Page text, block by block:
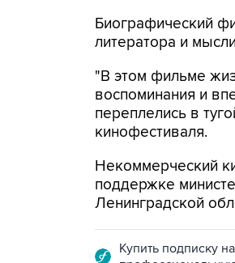
Биографический
литератора и
"В этом фильме
воспоминания и
переплелись в
кинофестиваля.
Некоммерческий
поддержке
Ленинградской
Купить подписку на